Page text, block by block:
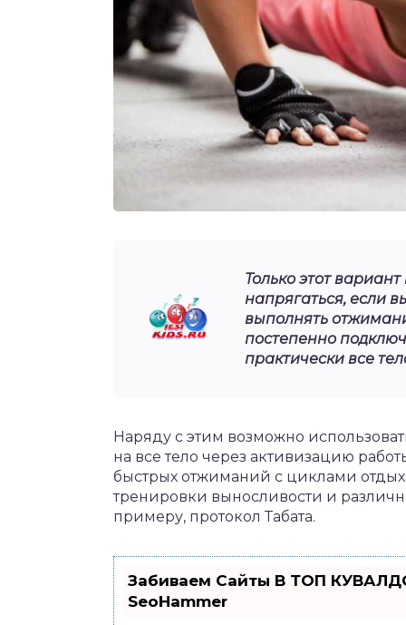
Только этот
напрягаться, если
выполнять
постепенно
практически все
Наряду с этим возможно
на все тело через активизацию
быстрых отжиманий с циклами
тренировки выносливости и
примеру, протокол Табата.
Забиваем Сайты В ТОП
SeoHammer